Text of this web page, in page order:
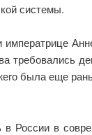
системы.
требовались
была еще
в России в